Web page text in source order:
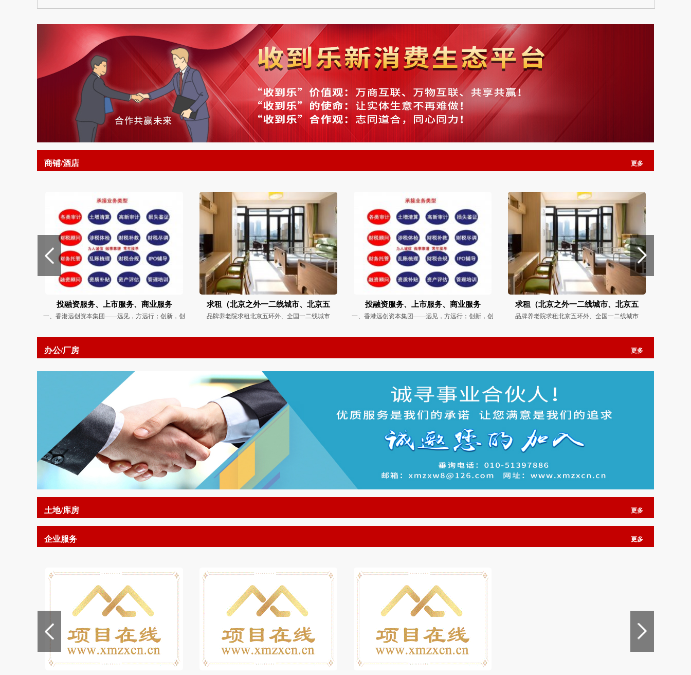
商铺/酒店 更多
投融资服务、上市服务、商业服务
一、香港远创资本集团——远见，方远行；创新，创
求租（北京之外一二线城市、北京五
品牌养老院求租北京五环外、全国一二线城市
投融资服务、上市服务、商业服务
一、香港远创资本集团——远见，方远行；创新，创
求租（北京之外一二线城市、北京五
品牌养老院求租北京五环外、全国一二线城市
办公/厂房 更多
土地/库房 更多
企业服务 更多